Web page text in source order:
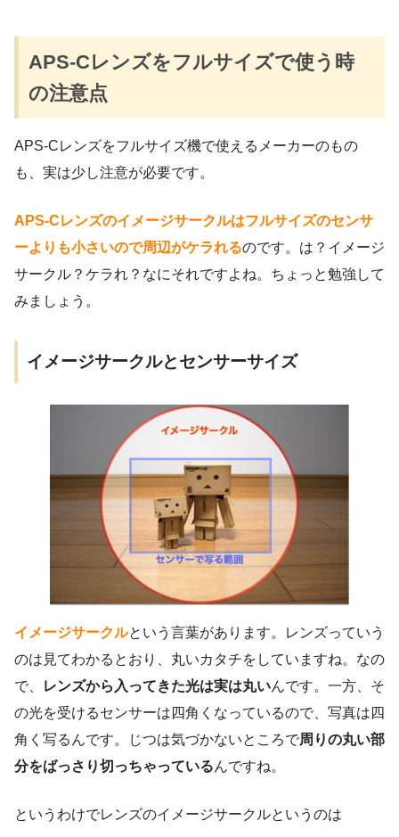
APS-Cレンズをフルサイズで使う時
の注意点
APS-Cレンズをフルサイズ機で使えるメーカーのもの
も、実は少し注意が必要です。
APS-Cレンズのイメージサークルはフルサイズのセンサ
ーよりも小さいので周辺がケラれるのです。は？イメージ
サークル？ケラれ？なにそれですよね。ちょっと勉強して
みましょう。
イメージサークルとセンサーサイズ
イメージサークルという言葉があります。レンズっていう
のは見てわかるとおり、丸いカタチをしていますね。なの
で、
レンズから入ってきた光は実は丸いんです。一方、そ
の光を受けるセンサーは四角くなっているので、写真は四
角く写るんです。じつは気づかないところで周りの丸い部
分をばっさり切っちゃっているんですね。
というわけでレンズのイメージサークルというのは